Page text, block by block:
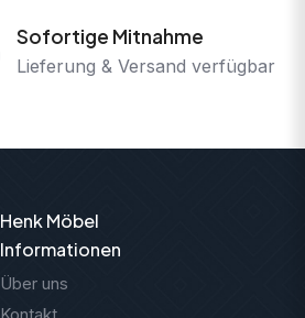
Sofortige Mitnahme
Lieferung & Versand verfügbar
Henk Möbel
Informationen
Über uns